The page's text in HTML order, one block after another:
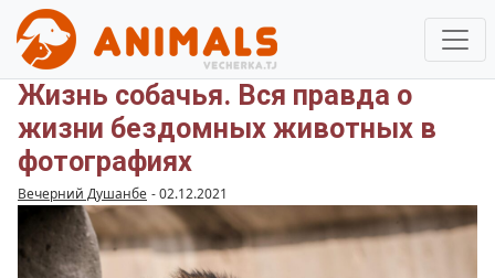
Жизнь собачья. Вся правда о
жизни бездомных животных в
фотографиях
Вечерний Душанбе -02.12.2021